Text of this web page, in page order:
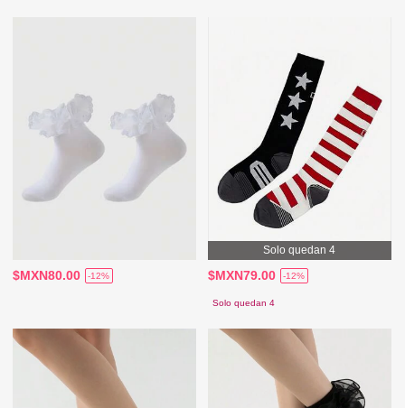
$MXN80.00 -12%
Solo quedan 4
$MXN79.00 -12%
Solo quedan 4